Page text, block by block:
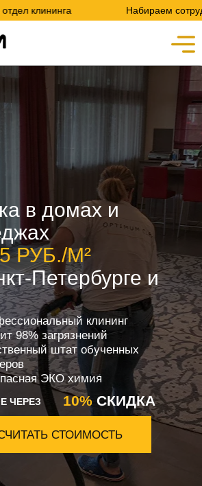
Набираем сотрудников в
СТОИМОСТЬ
ЧЕРЕЗ
клининг
98% загрязнений
штат обученных
ЭКО химия
10% СКИДКА
в домах и
РУБ./М²
Петербурге и